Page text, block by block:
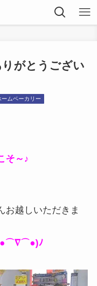
がとうござい
ームベーカリー
そ～♪
お越しいただきま
(●⌒∇⌒●)ﾉ